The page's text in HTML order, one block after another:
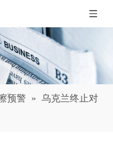
预警 » 乌克兰终止对